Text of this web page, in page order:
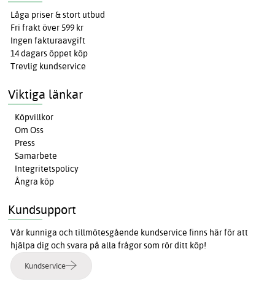
Låga priser & stort utbud
Fri frakt över 599 kr
Ingen fakturaavgift
14 dagars öppet köp
Trevlig kundservice
Viktiga länkar
Köpvillkor
Om Oss
Press
Samarbete
Integritetspolicy
Ångra köp
Kundsupport
Vår kunniga och tillmötesgående kundservice finns här för att
hjälpa dig och svara på alla frågor som rör ditt köp!
Kundservice